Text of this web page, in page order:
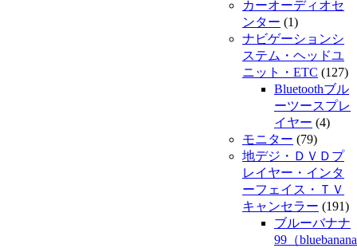
カーオーディオセ
ンター (1)
ナビゲーションシ
ステム・ヘッドユ
ニット・ETC (127)
Bluetoothブル
ーツースプレ
イヤー (4)
モニター (79)
地デジ・ＤＶＤプ
レイヤー・インタ
ーフェイス・ＴＶ
キャンセラー (191)
ブルーバナナ
99（